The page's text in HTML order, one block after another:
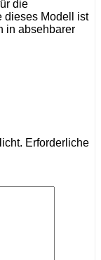
die
dieses Modell ist
in absehbarer
Erforderliche